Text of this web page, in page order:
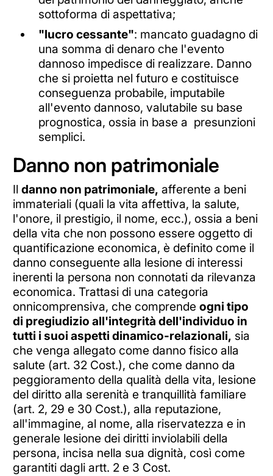
sottoforma di aspettativa;
"lucro cessante": mancato guadagno di
una somma di denaro che l'evento
dannoso impedisce di realizzare. Danno
che si proietta nel futuro e costituisce
conseguenza probabile, imputabile
all'evento dannoso, valutabile su base
prognostica, ossia in base a presunzioni
semplici.
Danno non patrimoniale
Il danno non patrimoniale, afferente a beni
immateriali (quali la vita affettiva, la salute,
l'onore, il prestigio, il nome, ecc.), ossia a beni
della vita che non possono essere oggetto di
quantificazione economica, è definito come il
danno conseguente alla lesione di interessi
inerenti la persona non connotati da rilevanza
economica. Trattasi di una categoria
onnicomprensiva, che comprende ogni tipo
di pregiudizio all'integrità dell'individuo in
tutti i suoi aspetti dinamico-relazionali, sia
che venga allegato come danno fisico alla
salute (art. 32 Cost.), che come danno da
peggioramento della qualità della vita, lesione
del diritto alla serenità e tranquillità familiare
(art. 2, 29 e 30 Cost.), alla reputazione,
all'immagine, al nome, alla riservatezza e in
generale lesione dei diritti inviolabili della
persona, incisa nella sua dignità, così come
garantiti dagli artt. 2 e 3 Cost.